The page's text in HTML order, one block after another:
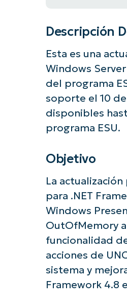
Descripción
Esta es una
Windows
del programa
soporte el 10
disponibles
programa ESU.
Objetivo
La
para .NET
Windows
OutOfMemory
funcionalidad
acciones de
sistema y
Framework 4.8